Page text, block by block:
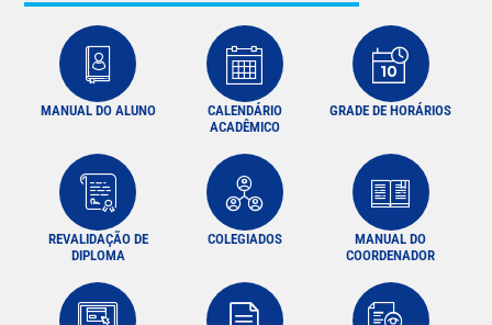
MANUAL DO ALUNO
CALENDÁRIO
ACADÊMICO
GRADE DE HORÁRIOS
REVALIDAÇÃO DE
DIPLOMA
COLEGIADOS
MANUAL DO
COORDENADOR